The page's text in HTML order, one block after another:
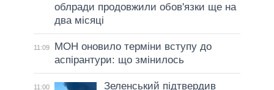
облради продовжили обов'язки ще на
два місяці
11:09
МОН оновило терміни вступу до
аспірантури: що змінилось
11:00
Зеленський підтвердив